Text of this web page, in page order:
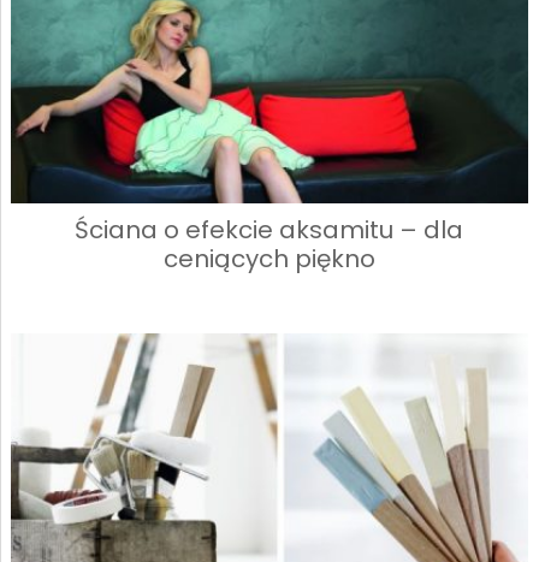
Ściana o efekcie aksamitu – dla
ceniących piękno